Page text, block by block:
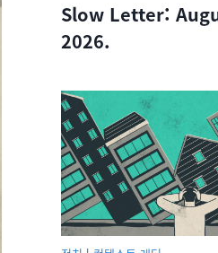
Slow Letter:
2026.